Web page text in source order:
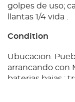
golpes de uso;
llantas 1/4 vida .
Condition
Ubucacion:
arrancando con
baterias bajas ;